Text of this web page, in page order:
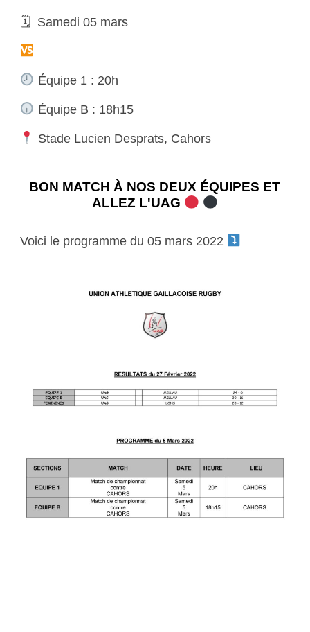
🗓 Samedi 05 mars
Équipe 1 : 20h
Équipe B : 18h15
Stade Lucien Desprats, Cahors
BON MATCH À NOS DEUX ÉQUIPES ET
ALLEZ L'UAG
Voici le programme du 05 mars 2022